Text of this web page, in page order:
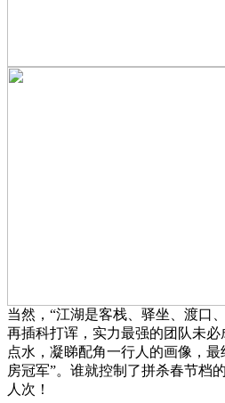
当然，“江湖是客栈、驿坐、渡口
再插科打诨，实力最强的团队未
点水，凝睇配角一行人的画像，
房冠军”。谁就控制了拼杀春节档
人次！